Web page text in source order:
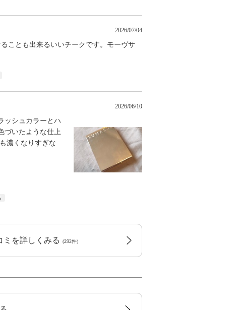
2026/07/04
ことも出来るいいチークです。モーヴサ
2026/06/10
ッシュカラーとハ
づいたような仕上
濃くなりすぎな
ミを詳しくみる (292件)